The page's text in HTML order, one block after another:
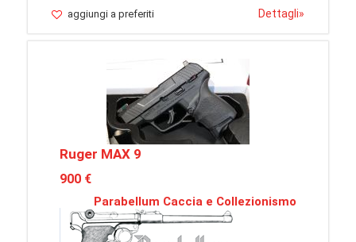
aggiungi a preferiti Dettagli»
Ruger MAX 9
900 €
Parabellum Caccia e Collezionismo